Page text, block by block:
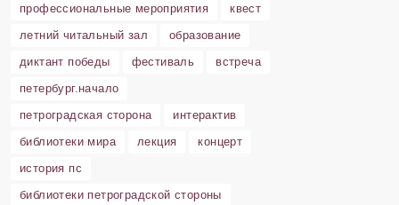
профессиональные мероприятия
квест
летний читальный зал
образование
диктант победы
фестиваль
встреча
петербург.начало
петроградская сторона
интерактив
библиотеки мира
лекция
концерт
история пс
библиотеки петроградской стороны